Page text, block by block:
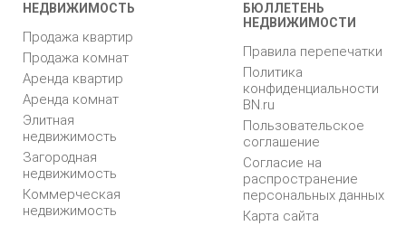
НЕДВИЖИМОСТЬ
Продажа квартир
Продажа комнат
Аренда квартир
Аренда комнат
Элитная
недвижимость
Загородная
недвижимость
Коммерческая
недвижимость
БЮЛЛЕТЕНЬ
НЕДВИЖИМОСТИ
Правила перепечатки
Политика
конфиденциальности
BN.ru
Пользовательское
соглашение
Согласие на
распространение
персональных данных
Карта сайта